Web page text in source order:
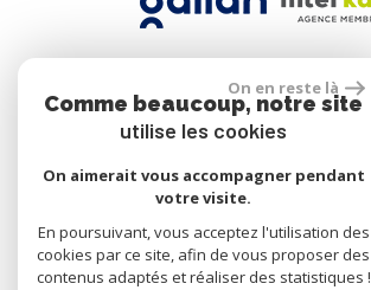
Se connecter
Espace propriétaire
réalisé par
On en reste là
Comme beaucoup, notre site
utilise les cookies
On aimerait vous accompagner pendant
votre visite.
En poursuivant, vous acceptez l'utilisation des
cookies par ce site, afin de vous proposer des
contenus adaptés et réaliser des statistiques !